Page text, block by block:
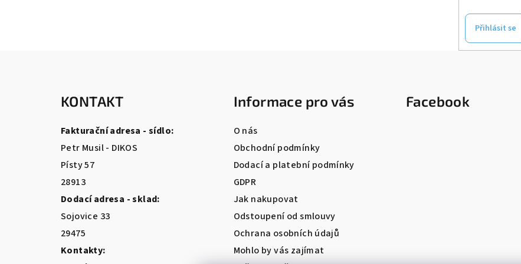
Přihlásit se
KONTAKT
Fakturační adresa - sídlo:
Petr Musil - DIKOS
Písty 57
28913
Dodací adresa - sklad:
Sojovice 33
29475
Kontakty:
Informace pro vás
O nás
Obchodní podmínky
Dodací a platební podmínky
GDPR
Jak nakupovat
Odstoupení od smlouvy
Ochrana osobních údajů
Mohlo by vás zajímat
Facebook